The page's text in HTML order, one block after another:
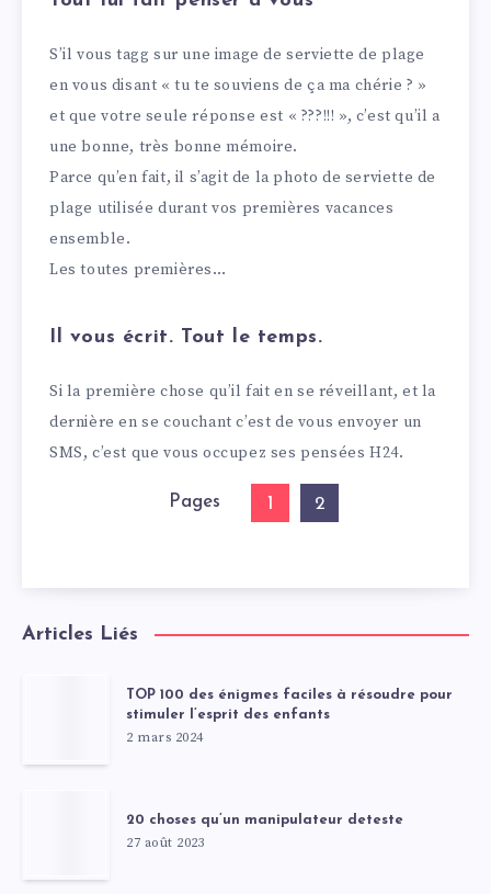
S’il vous tagg sur une image de serviette de plage
en vous disant « tu te souviens de ça ma chérie ? »
et que votre seule réponse est « ???!!! », c’est qu’il a
une bonne, très bonne mémoire.
Parce qu’en fait, il s’agit de la photo de serviette de
plage utilisée durant vos premières vacances
ensemble.
Les toutes premières…
Il vous écrit. Tout le temps.
Si la première chose qu’il fait en se réveillant, et la
dernière en se couchant c’est de vous envoyer un
SMS, c’est que vous occupez ses pensées H24.
Pages 1 2
Articles Liés
TOP 100 des énigmes faciles à résoudre pour
stimuler l’esprit des enfants
2 mars 2024
20 choses qu’un manipulateur deteste
27 août 2023